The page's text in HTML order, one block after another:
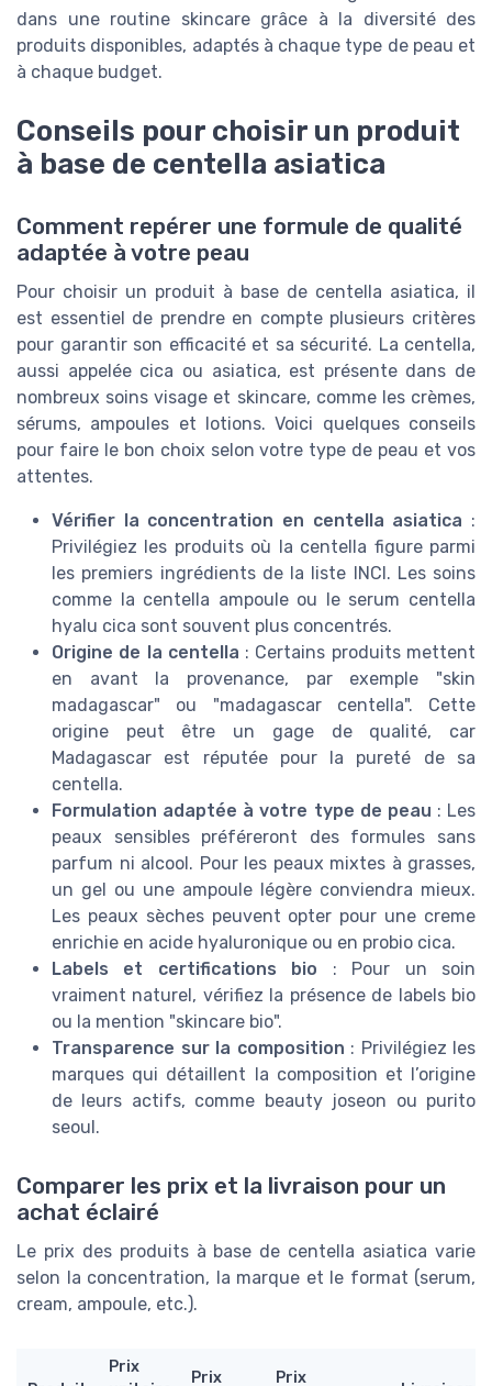
dans une routine skincare grâce à la diversité des
produits disponibles, adaptés à chaque type de peau et
à chaque budget.
Conseils pour choisir un produit
à base de centella asiatica
Comment repérer une formule de qualité
adaptée à votre peau
Pour choisir un produit à base de centella asiatica, il
est essentiel de prendre en compte plusieurs critères
pour garantir son efficacité et sa sécurité. La centella,
aussi appelée cica ou asiatica, est présente dans de
nombreux soins visage et skincare, comme les crèmes,
sérums, ampoules et lotions. Voici quelques conseils
pour faire le bon choix selon votre type de peau et vos
attentes.
Vérifier la concentration en centella asiatica :
Privilégiez les produits où la centella figure parmi
les premiers ingrédients de la liste INCI. Les soins
comme la centella ampoule ou le serum centella
hyalu cica sont souvent plus concentrés.
Origine de la centella : Certains produits mettent
en avant la provenance, par exemple "skin
madagascar" ou "madagascar centella". Cette
origine peut être un gage de qualité, car
Madagascar est réputée pour la pureté de sa
centella.
Formulation adaptée à votre type de peau : Les
peaux sensibles préféreront des formules sans
parfum ni alcool. Pour les peaux mixtes à grasses,
un gel ou une ampoule légère conviendra mieux.
Les peaux sèches peuvent opter pour une creme
enrichie en acide hyaluronique ou en probio cica.
Labels et certifications bio : Pour un soin
vraiment naturel, vérifiez la présence de labels bio
ou la mention "skincare bio".
Transparence sur la composition : Privilégiez les
marques qui détaillent la composition et l’origine
de leurs actifs, comme beauty joseon ou purito
seoul.
Comparer les prix et la livraison pour un
achat éclairé
Le prix des produits à base de centella asiatica varie
selon la concentration, la marque et le format (serum,
cream, ampoule, etc.).
Prix
Prix
Prix